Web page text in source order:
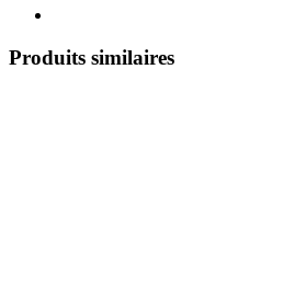
Produits similaires